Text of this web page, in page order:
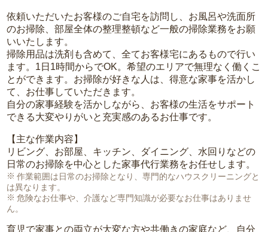
依頼いただいたお客様のご自宅を訪問し、お風呂や洗面所
のお掃除、部屋全体の整理整頓など一般の掃除業務をお願
いいたします。
掃除用品は洗剤も含めて、全てお客様宅にあるもので行い
ます。1日1時間からでOK。希望のエリアで無理なく働くこ
とができます。お掃除が好きな人は、得意な家事を活かし
て、お仕事していただきます。
自分の家事経験を活かしながら、お客様の生活をサポート
できる大変やりがいと充実感のあるお仕事です。
【主な作業内容】
リビング、お部屋、キッチン、ダイニング、水回りなどの
日常のお掃除を中心とした家事代行業務をお任せします。
作業範囲は日常のお掃除となり、専門的なハウスクリーニングと
は異なります。
危険なお仕事や、介護など専門知識が必要なお仕事はありませ
ん。
育児で家事との両立が大変な方や共働きの家庭など、自分